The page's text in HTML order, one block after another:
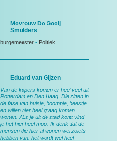
Mevrouw De Goeij-
Smulders
burgemeester - Politiek
Eduard van Gijzen
Van de kopers komen er heel veel uit
Rotterdam en Den Haag. Die zitten in
de fase van huisje, boompje, beestje
en willen hier heel graag komen
wonen. ALs je uit de stad komt vind
je het hier heel mooi. Ik denk dat de
mensen die hier al wonen wel zoiets
hebben van: het wordt wel heel